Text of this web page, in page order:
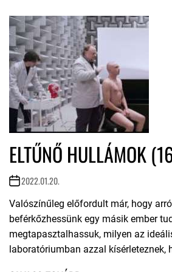
ELTŰNŐ HULLÁMOK
2022.01.20.
Valószínűleg előfordult már, hogy
beférkőzhessünk egy másik ember
megtapasztalhassuk, milyen az
laboratóriumban azzal kísérleteznek,